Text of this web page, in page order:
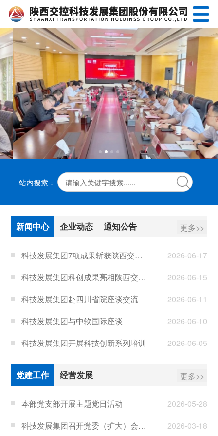
站内搜索：
新闻中心 企业动态 通知公告 更多>>
科技发展集团7项成果斩获陕西交控首届微创新大赛大奖
2026-06-17
科技发展集团科创成果亮相陕西交控集团新产业推进大会
2026-06-15
科技发展集团赴四川省院座谈交流
2026-06-11
科技发展集团与中软国际座谈
2026-06-10
科技发展集团开展科技创新系列培训
2026-06-05
党建工作
经营发展 更多>>
本部党支部开展主题党日活动
2026-05-28
科技发展集团召开党委（扩大）会议传达学习全国两会精神
2026-03-18